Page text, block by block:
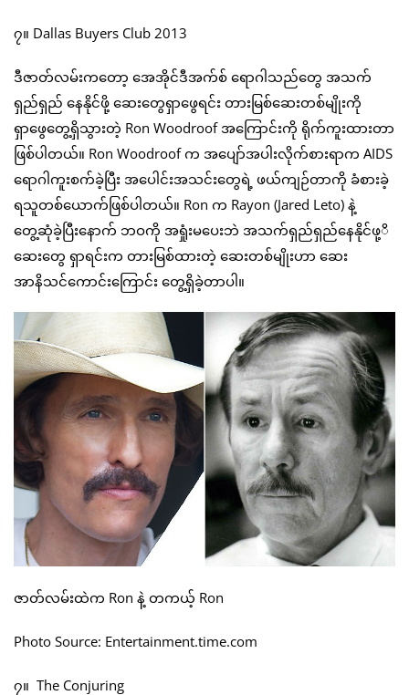
၇။ Dallas Buyers Club 2013
ဒီဇာတ်လမ်းကတော့ အေအိုင်ဒီအက်စ် ရောဂါသည်တွေ အသက်
ရှည်ရှည် နေနိုင်ဖို့ ဆေးတွေရှာဖွေရင်း တားမြစ်ဆေးတစ်မျိုးကို
ရှာဖွေတွေ့ရှိသွားတဲ့ Ron Woodroof အကြောင်းကို ရိုက်ကူးထားတာ
ဖြစ်ပါတယ်။ Ron Woodroof က အပျော်အပါးလိုက်စားရာက AIDS
ရောဂါကူးစက်ခဲ့ပြီး အပေါင်းအသင်းတွေရဲ့ ဖယ်ကျဉ်တာကို ခံစားခဲ့
ရသူတစ်ယောက်ဖြစ်ပါတယ်။ Ron က Rayon (Jared Leto) နဲ့
တွေ့ဆုံခဲ့ပြီးနောက် ဘဝကို အရှုံးမပေးဘဲ အသက်ရှည်ရှည်နေနိုင်ဖု့ိ
ဆေးတွေ ရှာရင်းက တားမြစ်ထားတဲ့ ဆေးတစ်မျိုးဟာ ဆေး
အာနိသင်ကောင်းကြောင်း တွေ့ရှိခဲ့တာပါ။
ဇာတ်လမ်းထဲက Ron နဲ့ တကယ့် Ron
Photo Source: Entertainment.time.com
၇။ The Conjuring